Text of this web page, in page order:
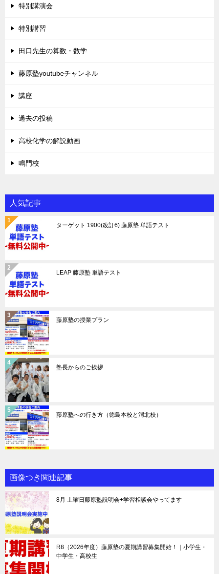
特別講演会
特別講習
田口先生の算数・数学
藤原塾youtubeチャンネル
講座
過去の投稿
高校化学の解説動画
鳴門校
人気記事
ターゲット 1900(改訂6) 藤原塾 単語テスト
LEAP 藤原塾 単語テスト
藤原塾の授業プラン
塾長からのご挨拶
藤原塾への行き方（徳島本校と渭北校）
画像つき関連記事
8月 土曜日藤原塾説明会+学習相談会やってます
R8（2026年度）藤原塾の夏期講習募集開始！｜小学生・
中学生・高校生